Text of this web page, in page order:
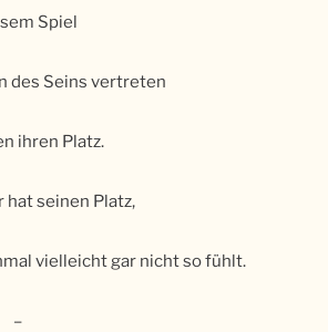
Spiel
des Seins vertreten
ihren Platz.
hat seinen Platz,
vielleicht gar nicht so fühlt.
–